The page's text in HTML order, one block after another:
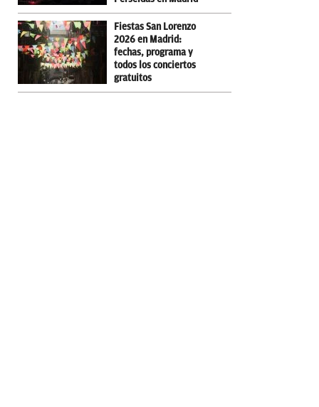
Fiestas San Lorenzo
2026 en Madrid:
fechas, programa y
todos los conciertos
gratuitos